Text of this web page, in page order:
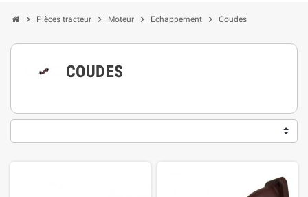
chevron_right Pièces tracteur chevron_right Moteur chevron_right Echappement chevron_right Coudes
COUDES